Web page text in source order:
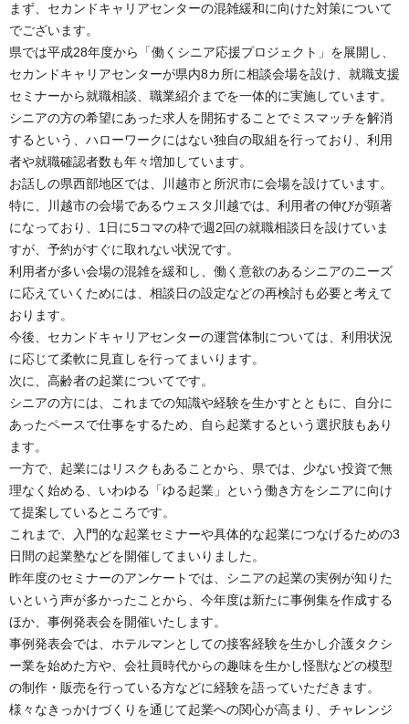
まず、セカンドキャリアセンターの混雑緩和に向けた対策について
でございます。
県では平成28年度から「働くシニア応援プロジェクト」を展開し、
セカンドキャリアセンターが県内8カ所に相談会場を設け、就職支援
セミナーから就職相談、職業紹介までを一体的に実施しています。
シニアの方の希望にあった求人を開拓することでミスマッチを解消
するという、ハローワークにはない独自の取組を行っており、利用
者や就職確認者数も年々増加しています。
お話しの県西部地区では、川越市と所沢市に会場を設けています。
特に、川越市の会場であるウェスタ川越では、利用者の伸びが顕著
になっており、1日に5コマの枠で週2回の就職相談日を設けていま
すが、予約がすぐに取れない状況です。
利用者が多い会場の混雑を緩和し、働く意欲のあるシニアのニーズ
に応えていくためには、相談日の設定などの再検討も必要と考えて
おります。
今後、セカンドキャリアセンターの運営体制については、利用状況
に応じて柔軟に見直しを行ってまいります。
次に、高齢者の起業についてです。
シニアの方には、これまでの知識や経験を生かすとともに、自分に
あったペースで仕事をするため、自ら起業するという選択肢もあり
ます。
一方で、起業にはリスクもあることから、県では、少ない投資で無
理なく始める、いわゆる「ゆる起業」という働き方をシニアに向け
て提案しているところです。
これまで、入門的な起業セミナーや具体的な起業につなげるための3
日間の起業塾などを開催してまいりました。
昨年度のセミナーのアンケートでは、シニアの起業の実例が知りた
いという声が多かったことから、今年度は新たに事例集を作成する
ほか、事例発表会を開催いたします。
事例発表会では、ホテルマンとしての接客経験を生かし介護タクシ
ー業を始めた方や、会社員時代からの趣味を生かし怪獣などの模型
の制作・販売を行っている方などに経験を語っていただきます。
様々なきっかけづくりを通じて起業への関心が高まり、チャレンジ